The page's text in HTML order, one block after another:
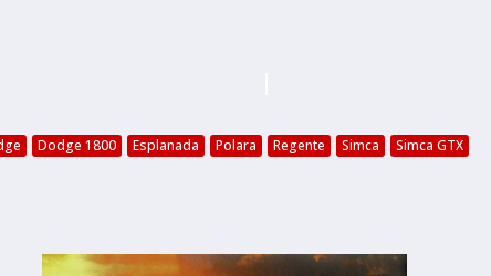
Dodge 1800 Esplanada Polara Regente Simca Simca GTX